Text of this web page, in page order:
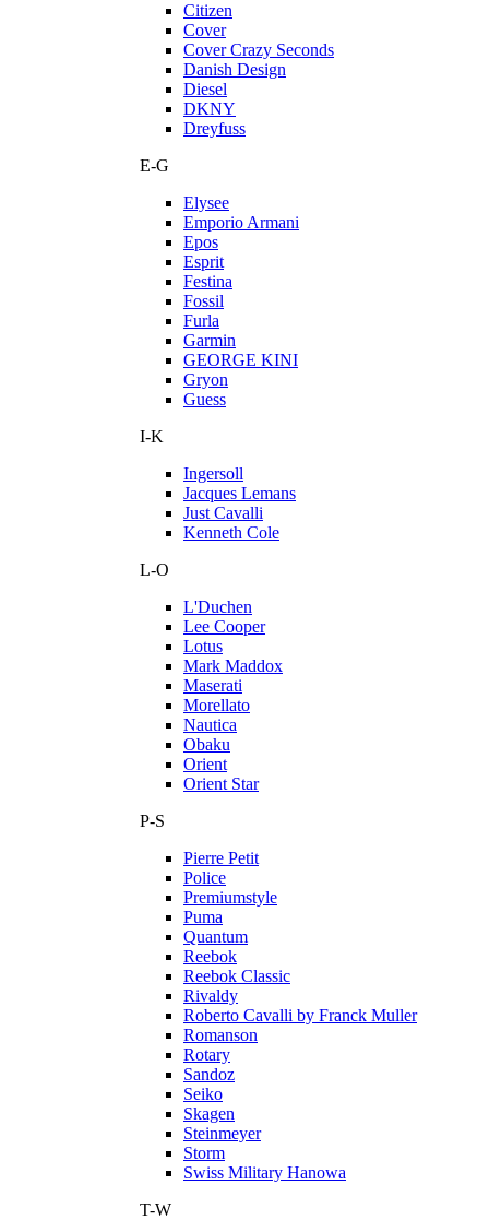
Citizen
Cover
Cover Crazy Seconds
Danish Design
Diesel
DKNY
Dreyfuss
E-G
Elysee
Emporio Armani
Epos
Esprit
Festina
Fossil
Furla
Garmin
GEORGE KINI
Gryon
Guess
I-K
Ingersoll
Jacques Lemans
Just Cavalli
Kenneth Cole
L-O
L'Duchen
Lee Cooper
Lotus
Mark Maddox
Maserati
Morellato
Nautica
Obaku
Orient
Orient Star
P-S
Pierre Petit
Police
Premiumstyle
Puma
Quantum
Reebok
Reebok Classic
Rivaldy
Roberto Cavalli by Franck Muller
Romanson
Rotary
Sandoz
Seiko
Skagen
Steinmeyer
Storm
Swiss Military Hanowa
T-W